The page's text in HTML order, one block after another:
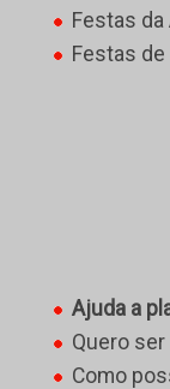
Festas da
Festas de
Ajuda a
Quero
Como